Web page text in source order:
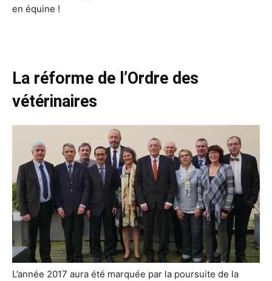
en équine !
La réforme de l’Ordre des
vétérinaires
L’année 2017 aura été marquée par la poursuite de la